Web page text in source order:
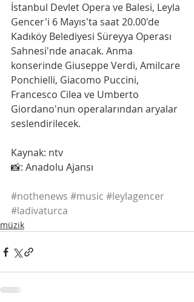
İstanbul Devlet Opera ve Balesi, Leyla
Gencer'i 6 Mayıs'ta saat 20.00'de
Kadıköy Belediyesi Süreyya Operası
Sahnesi'nde anacak. Anma
konserinde Giuseppe Verdi, Amilcare
Ponchielli, Giacomo Puccini,
Francesco Cilea ve Umberto
Giordano'nun operalarından aryalar
seslendirilecek.
Kaynak: ntv
📸: Anadolu Ajansı
#nothenews #music #leylagencer
#ladivaturca
müzik